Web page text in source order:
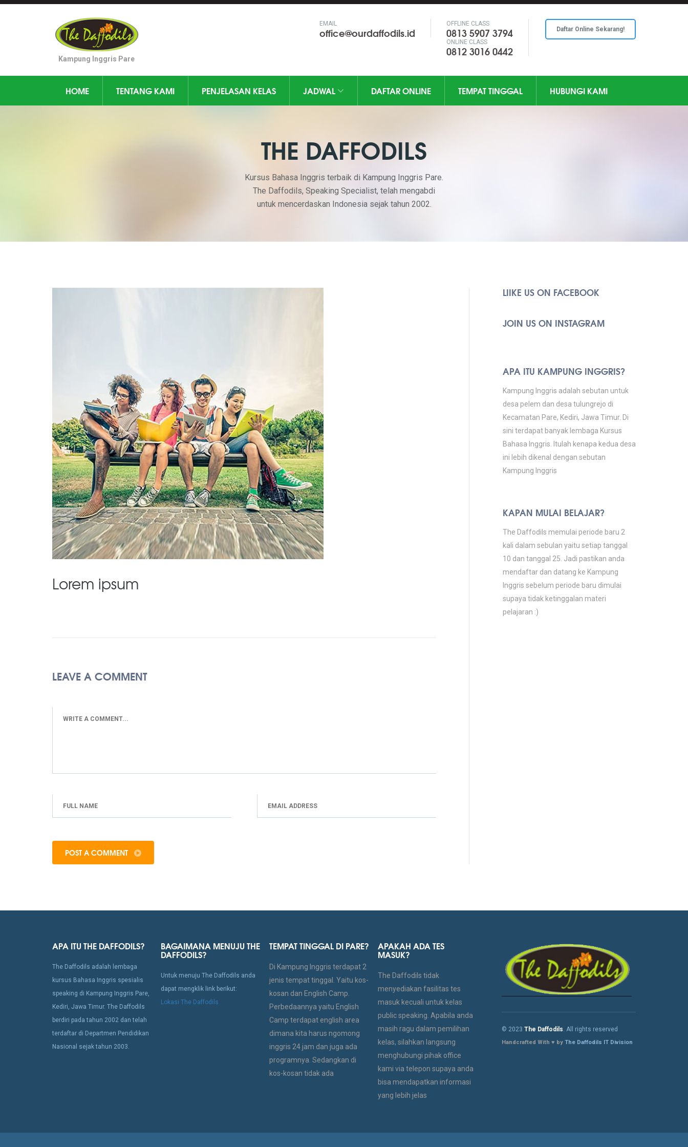
Kampung Inggris Pare
EMAIL
office@ourdaffodils.id
OFFLINE CLASS
0813 5907 3794
ONLINE CLASS
0812 3016 0442
Daftar Online Sekarang!
HOME TENTANG KAMI PENJELASAN KELAS JADWAL DAFTAR ONLINE TEMPAT TINGGAL HUBUNGI KAMI
THE DAFFODILS
Kursus Bahasa Inggris terbaik di Kampung Inggris Pare.
The Daffodils, Speaking Specialist, telah mengabdi
untuk mencerdaskan Indonesia sejak tahun 2002.
Lorem ipsum
LEAVE A COMMENT
POST A COMMENT
LIIKE US ON FACEBOOK
JOIN US ON INSTAGRAM
APA ITU KAMPUNG INGGRIS?
Kampung Inggris adalah sebutan untuk
desa pelem dan desa tulungrejo di
Kecamatan Pare, Kediri, Jawa Timur. Di
sini terdapat banyak lembaga Kursus
Bahasa Inggris. Itulah kenapa kedua desa
ini lebih dikenal dengan sebutan
Kampung Inggris
KAPAN MULAI BELAJAR?
The Daffodils memulai periode baru 2
kali dalam sebulan yaitu setiap tanggal
10 dan tanggal 25. Jadi pastikan anda
mendaftar dan datang ke Kampung
Inggris sebelum periode baru dimulai
supaya tidak ketinggalan materi
pelajaran :)
APA ITU THE DAFFODILS?
The Daffodils adalah lembaga
kursus Bahasa Inggris spesialis
speaking di Kampung Inggris Pare,
Kediri, Jawa Timur. The Daffodils
berdiri pada tahun 2002 dan telah
terdaftar di Departmen Pendidikan
Nasional sejak tahun 2003.
BAGAIMANA MENUJU THE
DAFFODILS?
Untuk menuju The Daffodils anda
dapat mengklik link berikut:
Lokasi The Daffodils
TEMPAT TINGGAL DI PARE?
Di Kampung Inggris terdapat 2
jenis tempat tinggal. Yaitu kos-
kosan dan English Camp.
Perbedaannya yaitu English
Camp terdapat english area
dimana kita harus ngomong
inggris 24 jam dan juga ada
programnya. Sedangkan di
kos-kosan tidak ada
APAKAH ADA TES
MASUK?
The Daffodils tidak
menyediakan fasilitas tes
masuk kecuali untuk kelas
public speaking. Apabila anda
masih ragu dalam pemilihan
kelas, silahkan langsung
menghubungi pihak office
kami via telepon supaya anda
bisa mendapatkan informasi
yang lebih jelas
© 2023 The Daffodils. All rights reserved
Handcrafted With ♥ by The Daffodils IT Division